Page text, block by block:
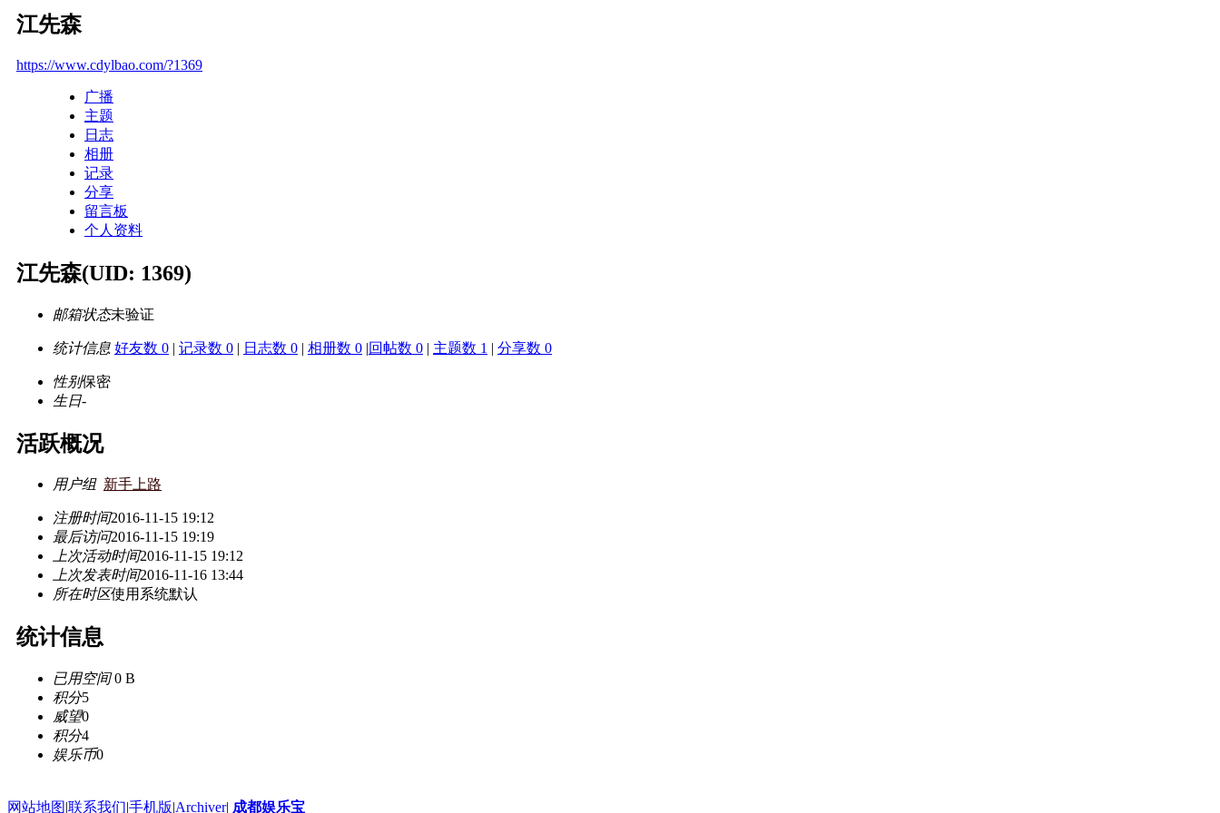
江先森
https://www.cdylbao.com/?1369
广播
主题
日志
相册
记录
分享
留言板
个人资料
江先森(UID: 1369)
邮箱状态未验证
统计信息 好友数 0 | 记录数 0 | 日志数 0 | 相册数 0 |回帖数 0 | 主题数 1 | 分享数 0
性别保密
生日-
活跃概况
用户组 新手上路
注册时间2016-11-15 19:12
最后访问2016-11-15 19:19
上次活动时间2016-11-15 19:12
上次发表时间2016-11-16 13:44
所在时区使用系统默认
统计信息
已用空间0 B
积分5
威望0
积分4
娱乐币0
网站地图|联系我们|手机版|Archiver| 成都娱乐宝